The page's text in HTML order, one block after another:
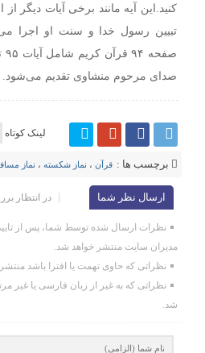
کنید. این آیه مانند برخی آیات دیگر
تبیین رسول خدا و سنت او اجرا
صدای مرحوم منشاوی تقدیم می‌شود.
لینک کوتاه
برچسب ها : قرآن ، نماز شکسته ، نماز
ارسال نظر شما در انتظار
نظرات ارسال شده توسط شما، پس از
مدیران سایت منتشر خواهد شد.
نظراتی که حاوی تهمت یا افترا باشد
نظراتی که به غیر از زبان فارسی یا غیر
شد.